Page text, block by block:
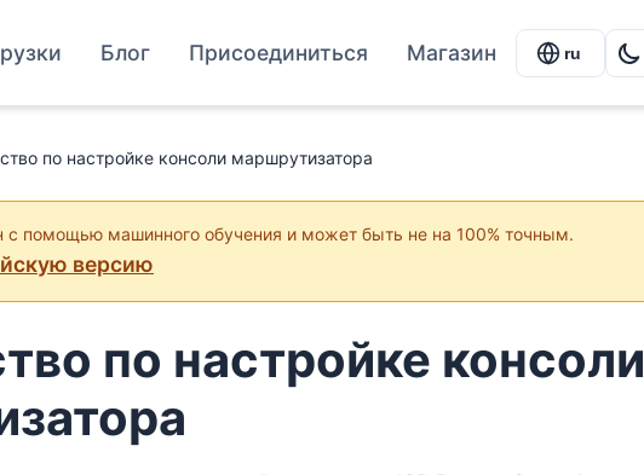
Блог Присоединиться Магазин ru
по настройке консоли маршрутизатора
с помощью машинного обучения и может быть не на 100% точным.
версию
по настройке консоли